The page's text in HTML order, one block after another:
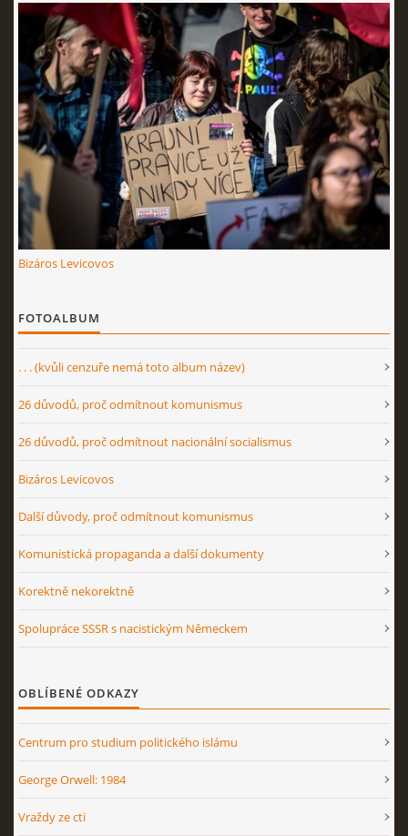
Bizáros Levicovos
FOTOALBUM
. . . (kvůli cenzuře nemá toto album název)
26 důvodů, proč odmítnout komunismus
26 důvodů, proč odmítnout nacionální socialismus
Bizáros Levicovos
Další důvody, proč odmítnout komunismus
Komunistická propaganda a další dokumenty
Korektně nekorektně
Spolupráce SSSR s nacistickým Německem
OBLÍBENÉ ODKAZY
Centrum pro studium politického islámu
George Orwell: 1984
Vraždy ze cti